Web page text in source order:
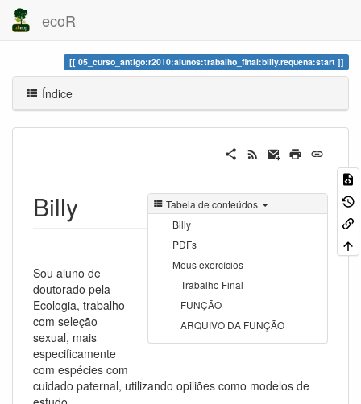
ecoR
05_curso_antigo:r2010:alunos:trabalho_final:billy.requena:start
Índice
Tabela de conteúdos
Billy
PDFs
Meus exercícios
Trabalho Final
FUNÇÃO
ARQUIVO DA FUNÇÃO
Billy
Sou aluno de
doutorado pela
Ecologia, trabalho
com seleção
sexual, mais
especificamente
com espécies com
cuidado paternal, utilizando opiliões como modelos de